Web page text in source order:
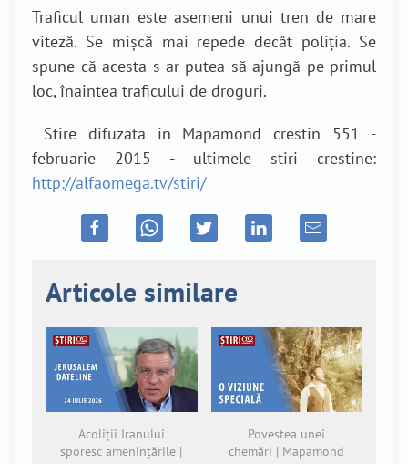
Traficul uman este asemeni unui tren de mare
viteză. Se mișcă mai repede decât poliția. Se
spune că acesta s-ar putea să ajungă pe primul
loc, înaintea traficului de droguri.
Stire difuzata in Mapamond crestin 551 -
februarie 2015 - ultimele stiri crestine:
http://alfaomega.tv/stiri/
Articole similare
Acoliții Iranului
sporesc amenințările |
Povestea unei
chemări | Mapamond